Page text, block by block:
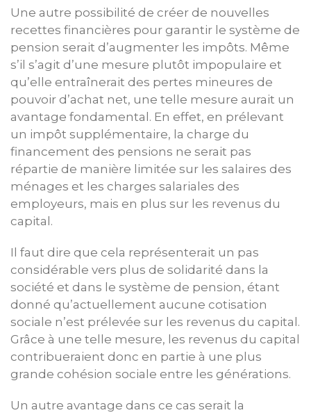
Une autre possibilité de créer de nouvelles
recettes financières pour garantir le système de
pension serait d’augmenter les impôts. Même
s’il s’agit d’une mesure plutôt impopulaire et
qu’elle entraînerait des pertes mineures de
pouvoir d’achat net, une telle mesure aurait un
avantage fondamental. En effet, en prélevant
un impôt supplémentaire, la charge du
financement des pensions ne serait pas
répartie de manière limitée sur les salaires des
ménages et les charges salariales des
employeurs, mais en plus sur les revenus du
capital.
Il faut dire que cela représenterait un pas
considérable vers plus de solidarité dans la
société et dans le système de pension, étant
donné qu’actuellement aucune cotisation
sociale n’est prélevée sur les revenus du capital.
Grâce à une telle mesure, les revenus du capital
contribueraient donc en partie à une plus
grande cohésion sociale entre les générations.
Un autre avantage dans ce cas serait la